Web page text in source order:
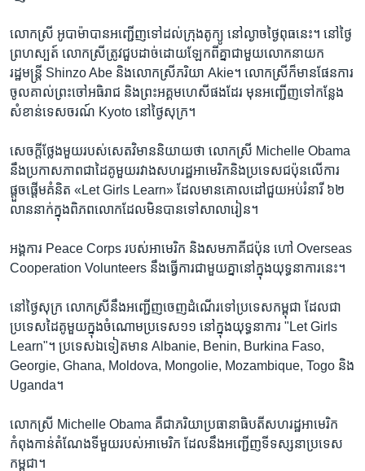
លោក​ស្រី​ អូបាម៉ា​បាន​អញ្ជើញ​ទៅ​ដល់​ក្រុង​តូក្យូ​ នៅ​ល្ងាច​ថ្ងៃ​ពុធ​នេះ។​ នៅ​ថ្ងៃ​
ព្រហស្បត៍​ លោក​ស្រី​ត្រូវ​ជួប​ដាច់​ដោយ​ឡែក​ពី​គ្នា​ជា​មួយ​លោក​នាយក​
រដ្ឋមន្រ្តី​ Shinzo Abe​ និង​លោក​ស្រី​ភរិយា​ Akie។​ លោក​ស្រី​ក៏​មាន​ផែនការ​
ចូល​គាល់​ព្រះ​ចៅ​អធិរាជ​ និង​ព្រះ​អគ្គមហេសី​ផង​ដែរ​ មុន​អញ្ជើញ​ទៅ​កន្លែង​
សំខាន់​ទេសចរណ៍​ Kyoto​ នៅ​ថ្ងៃ​សុក្រ។​
សេចក្តី​ថ្លែង​មួយ​របស់​សេតវិមាន​និយាយ​ថា​ លោក​ស្រី​ Michelle​ Obama​
នឹង​ប្រកាស​ភាព​ជា​ដៃគូ​មួយ​រវាង​សហរដ្ឋ​អាមេរិក​និង​ប្រទេស​ជប៉ុន​លើ​ការ​
ផ្តួច​ផ្តើម​គំនិត​ «Let​ Girls​ Learn‍»​ ដែល​មាន​គោលដៅ​ជួយ​អប់រំ​នារី​ ៦២​
លាន​នាក់​ក្នុង​ពិភពលោក​ដែល​មិន​បាន​ទៅ​សាលារៀន។​
អង្គការ​ Peace Corps​ របស់​អាមេរិក​ និង​សមភាគី​ជប៉ុន​ ហៅ​ Overseas​
Cooperation​ Volunteers​ នឹង​ធ្វើការ​ជា​មួយ​គ្នា​នៅ​ក្នុង​យុទ្ធនាការ​នេះ។​
នៅ​ថ្ងៃ​សុក្រ​ លោក​ស្រី​នឹង​អញ្ជើញ​ចេញ​ដំណើរ​ទៅ​ប្រទេស​កម្ពុជា​ ដែល​ជា​
ប្រទេស​ដៃគូ​មួយ​ក្នុង​ចំណោម​ប្រទេស​១១​ នៅ​ក្នុង​យុទ្ធនាការ​ "Let​ Girls​
Learn"។​ ប្រទេស​ឯ​ទៀត​មាន​ Albanie,​ Benin,​ Burkina Faso,​
Georgie,​ Ghana,​ Moldova,​ Mongolie,​ Mozambique,​ Togo​ និង​
Uganda។​
លោកស្រី​ Michelle​ Obama គឺ​ជា​ភរិយា​ប្រធានាធិបតី​សហរដ្ឋ​អាមេរិក​
កំពុង​កាន់​តំណែង​ទី​មួយ​របស់​អាមេរិក ដែល​នឹង​អញ្ជើញ​ទី​ទស្សនា​ប្រទេស​
កម្ពុជា។​